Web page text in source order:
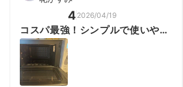
4 2026/04/19
コスパ最強！シンプルで使いやす
い一台